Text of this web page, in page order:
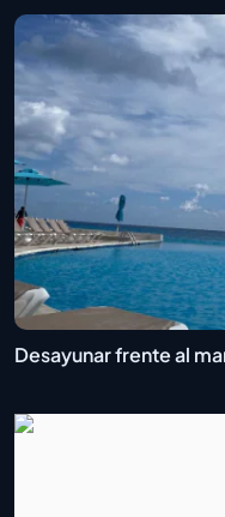
Desayunar frente al